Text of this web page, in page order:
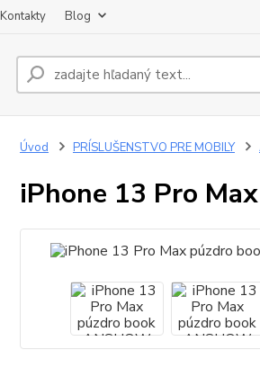
Kontakty Blog
Úvod PRÍSLUŠENSTVO PRE MOBILY
iPhone 13 Pro